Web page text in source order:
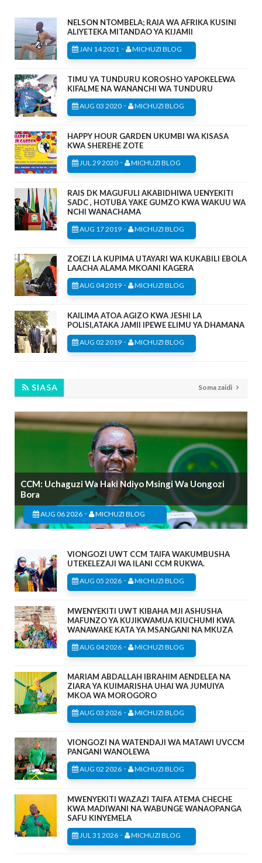
NELSON NTOMBELA; RAIA WA AFRIKA KUSINI
ALIYETEKA MITANDAO YA KIJAMII
JAN 14 2021 - MICHUZI BLOG
TIMU YA TUNDURU KOROSHO YAPOKELEWA
KIFALME NA WANANCHI WA TUNDURU
AUG 03 2020 - MICHUZI BLOG
HAPPY HOUR GARDEN UKUMBI WA KISASA
KWA SHEREHE ZOTE
JUL 29 2020 - MICHUZI BLOG
RAIS DK MAGUFULI AKABIDHIWA UENYEKITI
SADC , HOTUBA YAKE GUMZO KWA WAKUU WA
NCHI WANACHAMA
AUG 17 2019 - MICHUZI BLOG
ZOEZI LA KUPIMA UTAYARI WA KUKABILI EBOLA
LAACHA ALAMA MKOANI KAGERA
AUG 04 2019 - MICHUZI BLOG
KAILIMA ATOA AGIZO KWA JESHI LA
POLISI,ATAKA JAMII IPEWE ELIMU YA DHAMANA
AUG 02 2019 - MICHUZI BLOG
SIASA Soma zaidi
CCM: Uchaguzi Wa Haki Ndiyo Msingi Wa Uongozi
Bora
AUG 06 2026 - MICHUZI BLOG
VIONGOZI UWT CCM TAIFA WAKUMBUSHA
UTEKELEZAJI WA ILANI CCM RUKWA.
AUG 05 2026 - MICHUZI BLOG
MWENYEKITI UWT KIBAHA MJI ASHUSHA
MAFUNZO YA KUJIKWAMUA KIUCHUMI KWA
WANAWAKE KATA YA MSANGANI NA MKUZA
AUG 04 2026 - MICHUZI BLOG
MARIAM ABDALLAH IBRAHIM AENDELEA NA
ZIARA YA KUIMARISHA UHAI WA JUMUIYA
MKOA WA MOROGORO
AUG 03 2026 - MICHUZI BLOG
VIONGOZI NA WATENDAJI WA MATAWI UVCCM
PANGANI WANOLEWA
AUG 02 2026 - MICHUZI BLOG
MWENYEKITI WAZAZI TAIFA ATEMA CHECHE
KWA MADIWANI NA WABUNGE WANAOPANGA
SAFU KINYEMELA
JUL 31 2026 - MICHUZI BLOG